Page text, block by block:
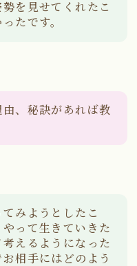
を見せてくれたこ
たです。
、秘訣があれば教
みようとしたこ
やって生きていきた
えるようになった
相手にはどのよう